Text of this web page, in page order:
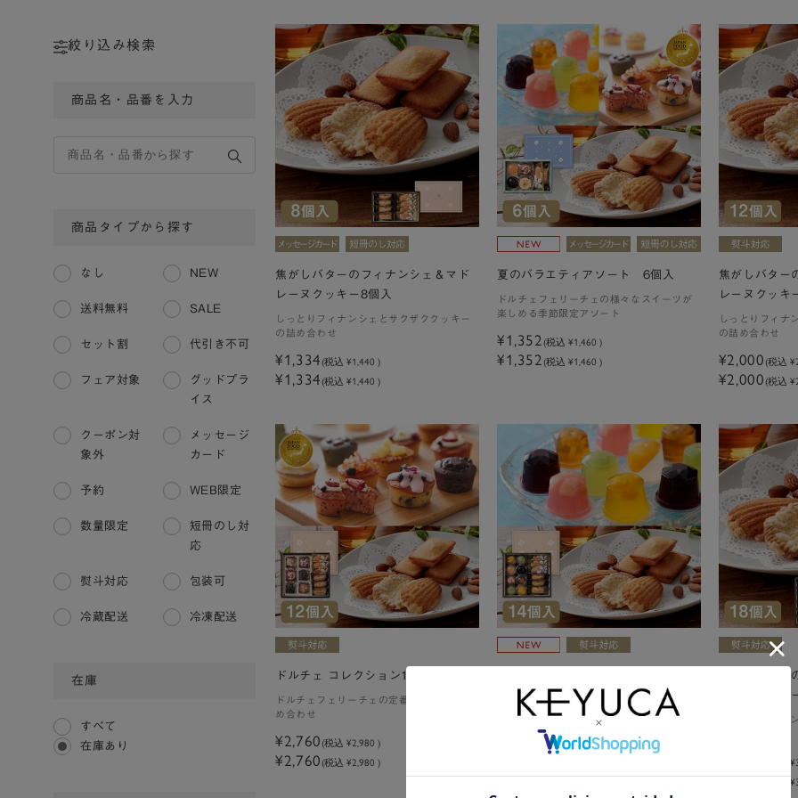
絞り込み検索
商品名・品番を入力
商品タイプから探す
なし NEW
送料無料 SALE
セット割 代引き不可
フェア対象
グッドプラ
イス
クーポン対
象外
メッセージ
カード
予約 WEB限定
数量限定
短冊のし対
応
熨斗対応 包装可
冷蔵配送 冷凍配送
在庫
すべて
在庫あり
焦がしバターのフィナンシェ＆マド
レーヌクッキー8個入
しっとりフィナンシェとサクザククッキー
の詰め合わせ
¥1,334 (税込¥1,440 )
¥1,334 (税込 ¥1,440 )
夏のバラエティアソート 6個入
ドルチェフェリーチェの様々なスイーツが
楽しめる季節限定アソート
¥1,352 (税込 ¥1,460 )
¥1,352 (税込 ¥1,460 )
焦がしバター
レーヌクッキ
しっとりフィナ
の詰め合わせ
¥2,000 (税込
¥2,000 (税込
ドルチェ コレクション12個入
ドルチェフェリーチェの定番焼き菓子の詰
め合わせ
¥2,760 (税込¥2,980 )
¥2,760 (税込 ¥2,980 )
ドルチェフェリーチェの様々なスイーツが
楽しめる季節限定アソート
¥2,778(税込¥3,000)
焦がしバタ
レーヌクッキ
しっとりフィナ
¥3,047(税込